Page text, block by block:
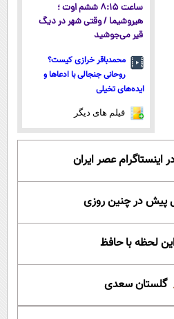
ساعت ۸:۱۵ ششم اوت ؛
هیروشیما / وقتی شهر در دیگ
قیر می‌جوشید
محمدباقر خرازی کیست؟
روحانی جنجالی با ادعاها و
ایده‌های تخیلی
فیلم های دیگر
اینستاگرام عصر ایران
لحظه با حافظ
گلستان سعدی